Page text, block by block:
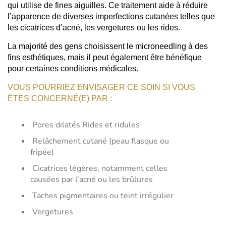
qui utilise de fines aiguilles. Ce traitement aide à réduire
l’apparence de diverses imperfections cutanées telles que
les cicatrices d’acné, les vergetures ou les rides.
La majorité des gens choisissent le microneedling à des
fins esthétiques, mais il peut également être bénéfique
pour certaines conditions médicales.
VOUS POURRIEZ ENVISAGER CE SOIN SI VOUS
ÊTES CONCERNÉ(E) PAR :
Pores dilatés Rides et ridules
Relâchement cutané (peau flasque ou
fripée)
Cicatrices légères, notamment celles
causées par l’acné ou les brûlures
Taches pigmentaires ou teint irrégulier
Vergetures